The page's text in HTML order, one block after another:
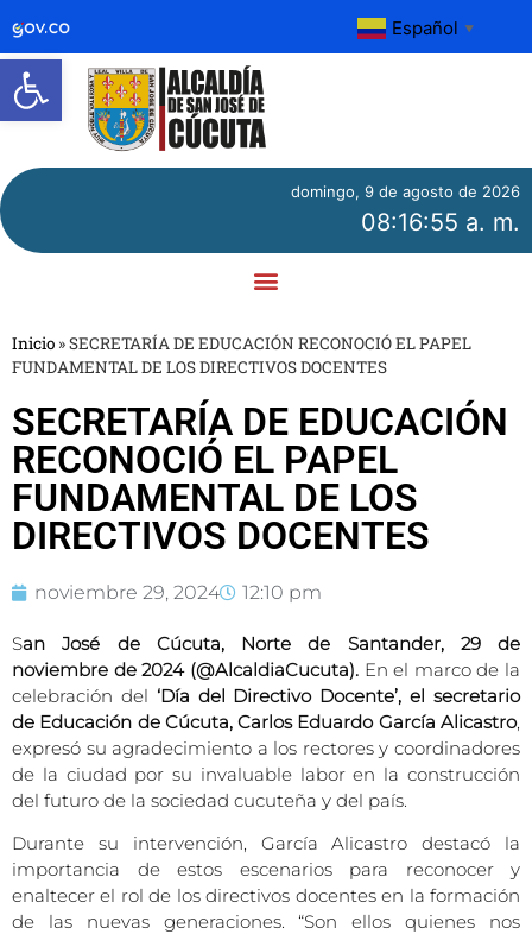
Abrir barra de herramientas
Español ▼
domingo, 9 de agosto de 2026
08:16:56 a. m.
Inicio »SECRETARÍA DE EDUCACIÓN RECONOCIÓ EL PAPEL
FUNDAMENTAL DE LOS DIRECTIVOS DOCENTES
SECRETARÍA DE EDUCACIÓN
RECONOCIÓ EL PAPEL
FUNDAMENTAL DE LOS
DIRECTIVOS DOCENTES
noviembre 29, 2024 12:10 pm
San José de Cúcuta, Norte de Santander, 29 de
noviembre de 2024 (@AlcaldiaCucuta). En el marco de la
celebración del ‘Día del Directivo Docente’, el secretario
de Educación de Cúcuta, Carlos Eduardo García Alicastro,
expresó su agradecimiento a los rectores y coordinadores
de la ciudad por su invaluable labor en la construcción
del futuro de la sociedad cucuteña y del país.
Durante su intervención, García Alicastro destacó la
importancia de estos escenarios para reconocer y
enaltecer el rol de los directivos docentes en la formación
de las nuevas generaciones. “Son ellos quienes nos